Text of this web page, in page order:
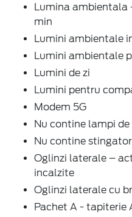
Lumina ambientala
min
Lumini ambientale
Lumini ambientale
Lumini de zi
Lumini pentru
Modem 5G
Nu contine lampi
Nu contine
Oglinzi laterale –
incalzite
Oglinzi laterale cu
Pachet A - tapiterie